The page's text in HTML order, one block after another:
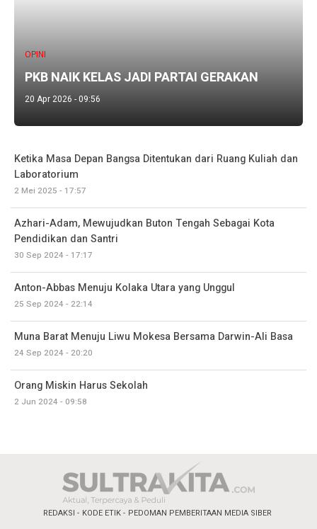
OPINI
PKB NAIK KELAS JADI PARTAI GERAKAN
20 Apr 2026 - 09:56
Ketika Masa Depan Bangsa Ditentukan dari Ruang Kuliah dan
Laboratorium
2 Mei 2025 - 17:57
Azhari-Adam, Mewujudkan Buton Tengah Sebagai Kota
Pendidikan dan Santri
30 Sep 2024 - 17:17
Anton-Abbas Menuju Kolaka Utara yang Unggul
25 Sep 2024 - 22:14
Muna Barat Menuju Liwu Mokesa Bersama Darwin-Ali Basa
24 Sep 2024 - 20:20
Orang Miskin Harus Sekolah
2 Jun 2024 - 09:58
REDAKSI KODE ETIK PEDOMAN PEMBERITAAN MEDIA SIBER